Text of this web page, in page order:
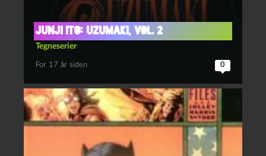
Junji Ito: Uzumaki, vol. 2
Tegneserier
For 17 år siden 0